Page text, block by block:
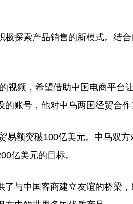
索产品销售的新模式。结合
频，希望借助中国电商平台
账号，他对中乌两国经贸合作
额突破100亿美元。中乌双方
亿美元的目标。
中国客商建立友谊的桥梁，